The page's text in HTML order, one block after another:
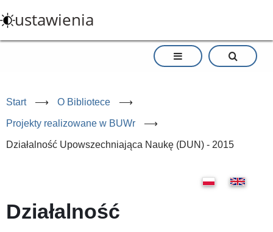
do
treści
ustawienia
Start ⟶ O Bibliotece ⟶
Projekty realizowane w BUWr ⟶
Działalność Upowszechniająca Naukę (DUN) - 2015
Działalność